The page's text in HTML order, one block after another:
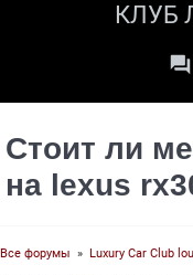
КЛУБ

Стоит ли
на lexus
Все форумы » Luxury Car Club